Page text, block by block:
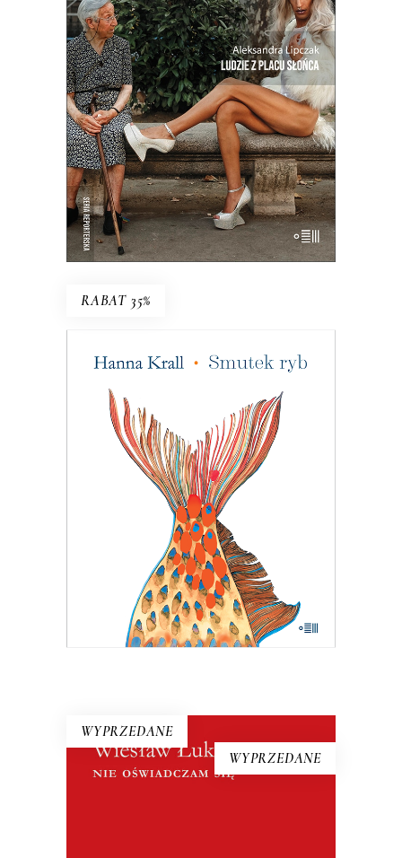
E-BOOK DO KOSZYKA
Intymny portret kraju na rozdrożu.
Miejsca, w którym coś się skończyło, a
nowe jeszcze nie zaczęło. Reportaże o
Hiszpanii z krwi i kości, a nie z
turystycznego folderu.
39.00zł 19.50zł
RABAT 35%
SMUTEK RYB
W 1983 roku pismo dla wędkarzy
postanowiło pomóc uznanej reporterce
– bezrobotnej w stanie wojennym. Tam
Hanna Krall mogła publikować bez
weryfikacji, bo w końcu trudno pisać
wywrotowe treści, pisząc o rybach. A
jednak…
37.00zł 24.05zł
KSIĄŻKA DO KOSZYKA
WYPRZEDANE
WYPRZEDANE